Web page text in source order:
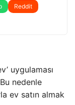
Reddit
uygulaması
nedenle
ev satın almak